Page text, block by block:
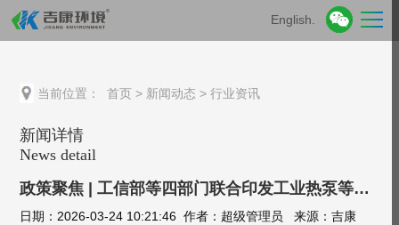
English.
当前位置： 首页 > 新闻动态 >行业资讯
新闻详情
News detail
政策聚焦 | 工信部等四部门联合印发工业热泵等节能装备高质量发展实施方案
日期：2026-03-24 10:21:46 作者：超级管理员 来源：吉康